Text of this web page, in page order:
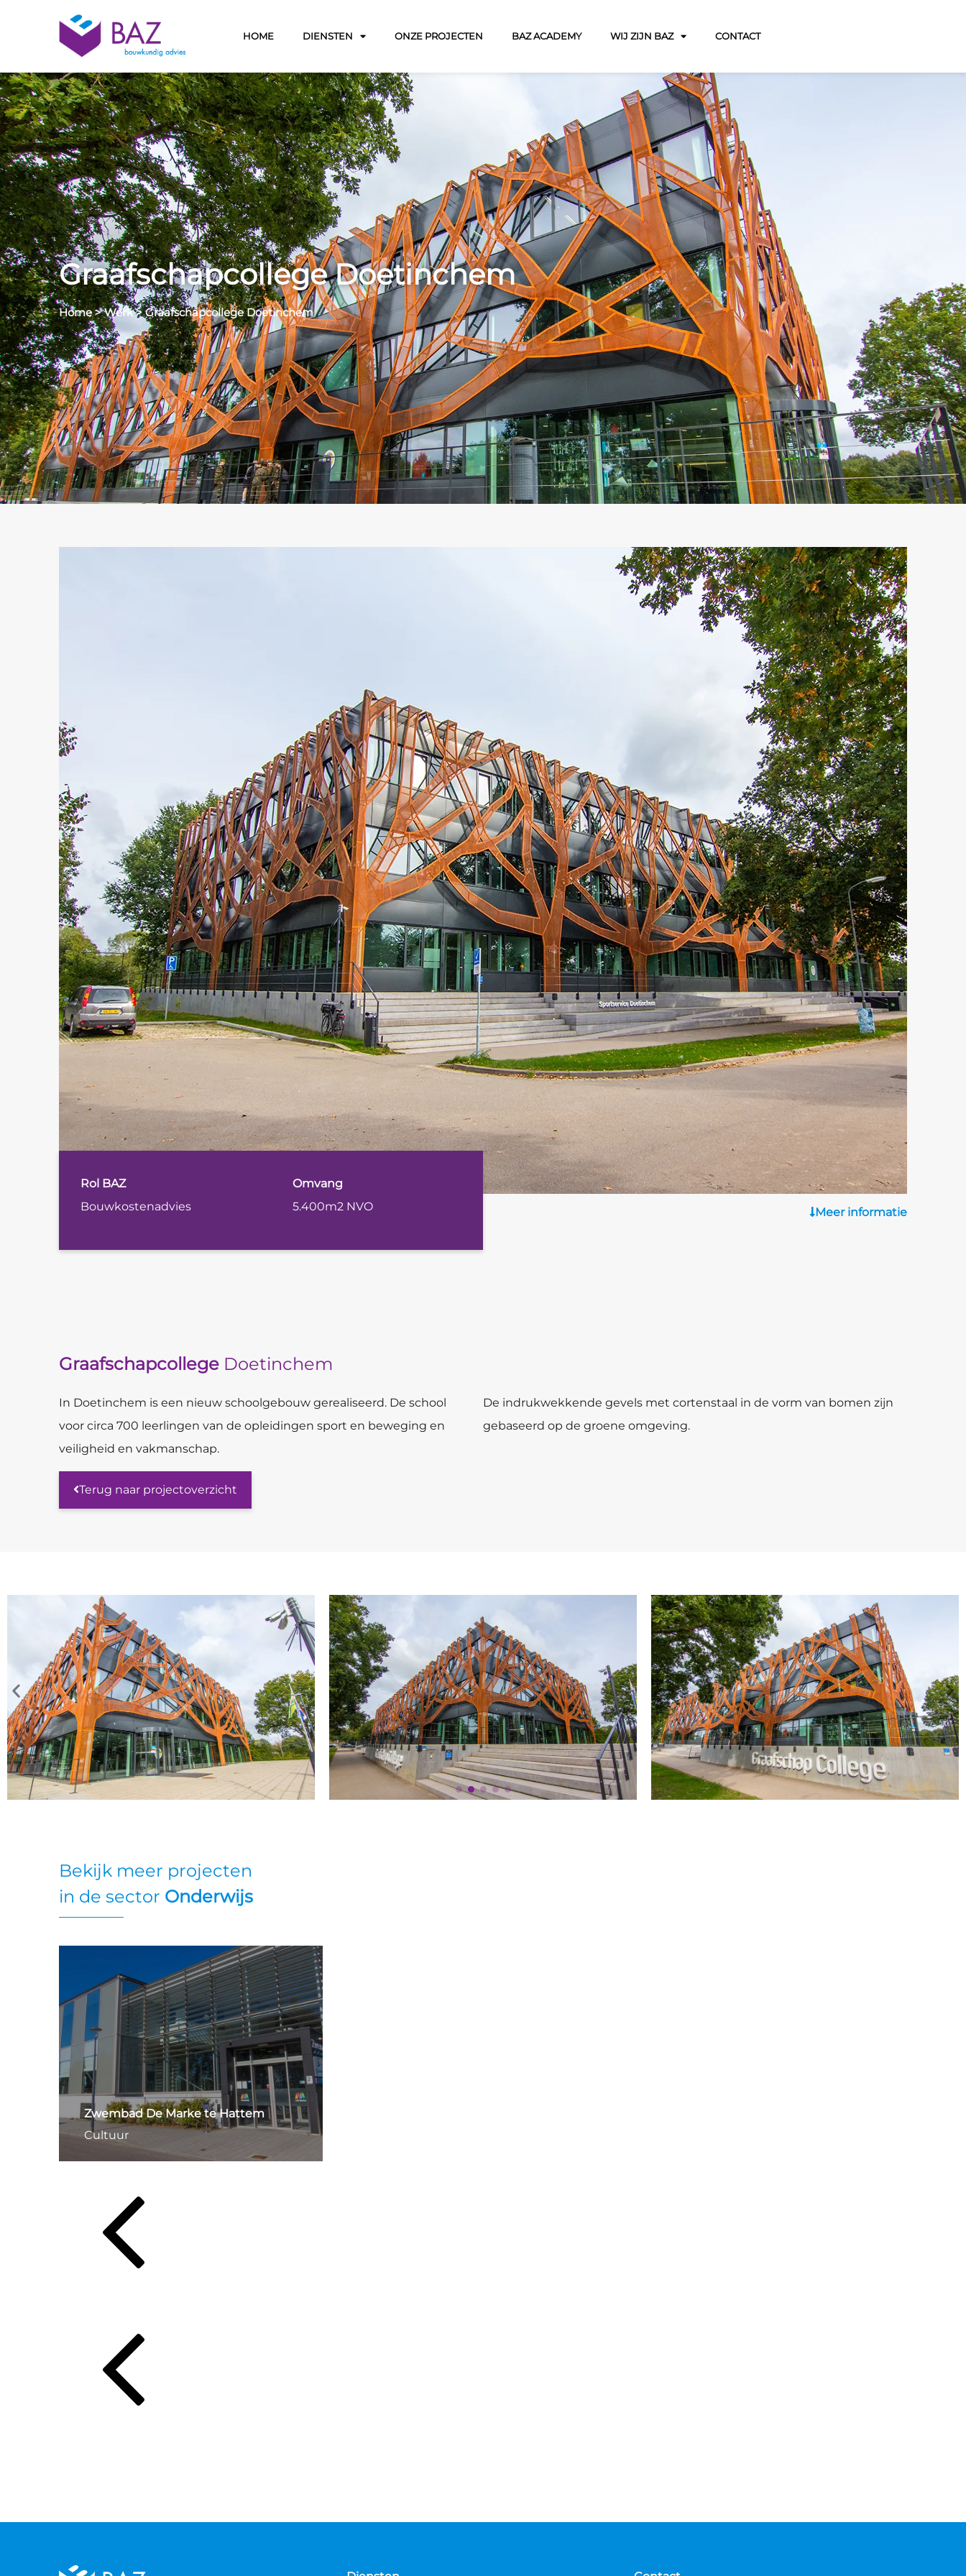
HOME DIENSTEN ONZE PROJECTEN BAZ ACADEMY WIJ ZIJN BAZ CONTACT
Graafschapcollege Doetinchem
Home>Werk>Graafschapcollege Doetinchem
Rol BAZ
Bouwkostenadvies
Omvang
5.400m2 NVO
Meer informatie
Graafschapcollege Doetinchem
In Doetinchem is een nieuw schoolgebouw gerealiseerd. De school
voor circa 700 leerlingen van de opleidingen sport en beweging en
veiligheid en vakmanschap.
De indrukwekkende gevels met cortenstaal in de vorm van bomen zijn
gebaseerd op de groene omgeving.
Terug naar projectoverzicht
Bekijk meer projecten
in de sector Onderwijs
Zwembad De Marke te Hattem
Cultuur